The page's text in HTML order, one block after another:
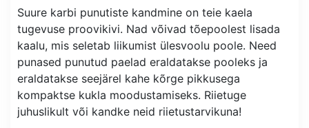
Suure karbi punutiste kandmine on teie kaela
tugevuse proovikivi. Nad võivad tõepoolest lisada
kaalu, mis seletab liikumist ülesvoolu poole. Need
punased punutud paelad eraldatakse pooleks ja
eraldatakse seejärel kahe kõrge pikkusega
kompaktse kukla moodustamiseks. Riietuge
juhuslikult või kandke neid riietustarvikuna!